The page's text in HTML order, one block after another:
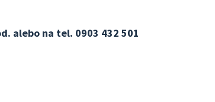
alebo na tel. 0903 432 501